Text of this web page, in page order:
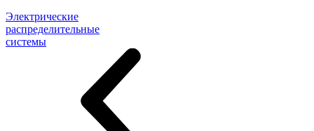
Электрические
распределительные
системы